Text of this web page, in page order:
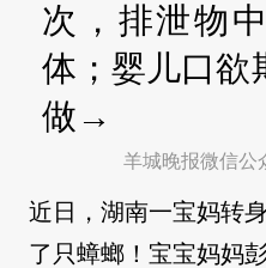
次，排泄物
体；婴儿口欲
做→
羊城晚报微信公
近日，湖南一宝妈转
了只蟑螂！宝宝妈妈